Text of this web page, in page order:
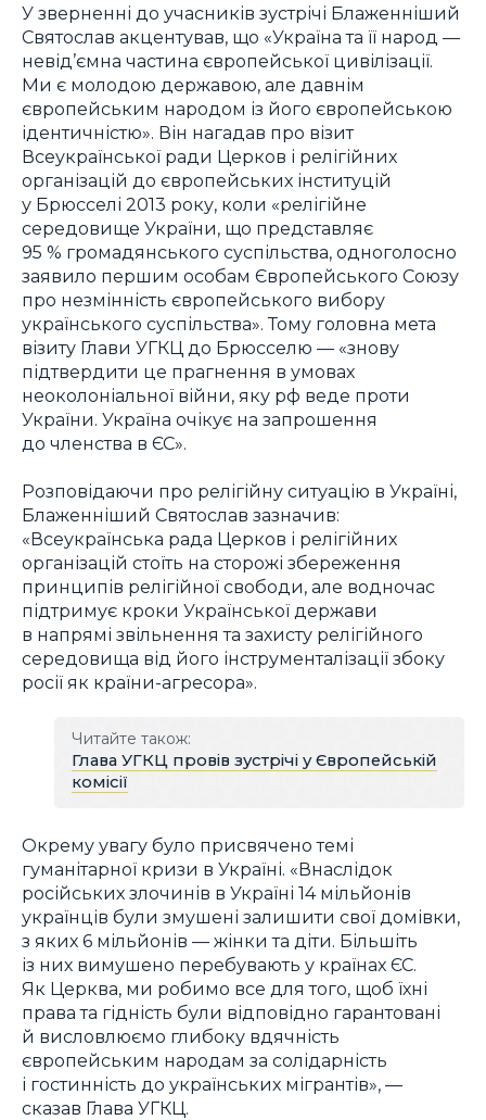
У зверненні до учасників зустрічі Блаженніший
Святослав акцентував, що «Україна та її народ —
невід’ємна частина європейської цивілізації.
Ми є молодою державою, але давнім
європейським народом із його європейською
ідентичністю». Він нагадав про візит
Всеукраїнської ради Церков і релігійних
організацій до європейських інституцій
у Брюсселі 2013 року, коли «релігійне
середовище України, що представляє
95 % громадянського суспільства, одноголосно
заявило першим особам Європейського Союзу
про незмінність європейського вибору
українського суспільства». Тому головна мета
візиту Глави УГКЦ до Брюсселю — «знову
підтвердити це прагнення в умовах
неоколоніальної війни, яку рф веде проти
України. Україна очікує на запрошення
до членства в ЄС».
Розповідаючи про релігійну ситуацію в Україні,
Блаженніший Святослав зазначив:
«Всеукраїнська рада Церков і релігійних
організацій стоїть на сторожі збереження
принципів релігійної свободи, але водночас
підтримує кроки Української держави
в напрямі звільнення та захисту релігійного
середовища від його інструменталізації збоку
росії як країни-агресора».
Читайте також:
Глава УГКЦ провів зустрічі у Європейській
комісії
Окрему увагу було присвячено темі
гуманітарної кризи в Україні. «Внаслідок
російських злочинів в Україні 14 мільйонів
українців були змушені залишити свої домівки,
з яких 6 мільйонів — жінки та діти. Більшіть
із них вимушено перебувають у країнах ЄС.
Як Церква, ми робимо все для того, щоб їхні
права та гідність були відповідно гарантовані
й висловлюємо глибоку вдячність
європейським народам за солідарність
і гостинність до українських мігрантів», —
сказав Глава УГКЦ.